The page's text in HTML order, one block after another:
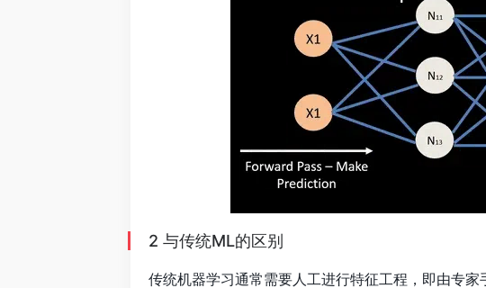
2 与传统ML的区别
传统机器学习通常需要人工进行特征工程，即由专